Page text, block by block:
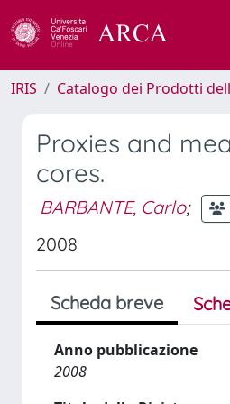
IRIS Catalogo dei Prodotti
Proxies and
cores.
BARBANTE, Carlo;
2008
Scheda breve
Anno pubblicazione
2008